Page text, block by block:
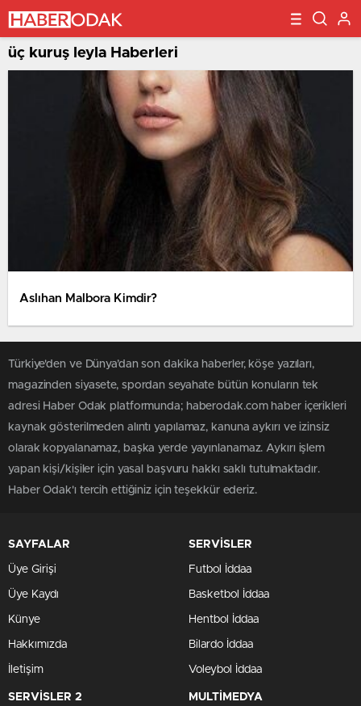
üç kuruş leyla Haberleri
Aslıhan Malbora Kimdir?
Türkiye'den ve Dünya’dan son dakika haberler, köşe yazıları,
magazinden siyasete, spordan seyahate bütün konuların tek
adresi Haber Odak platformunda; haberodak.com haber içerikleri
kaynak gösterilmeden alıntı yapılamaz, kanuna aykırı ve izinsiz
olarak kopyalanamaz, başka yerde yayınlanamaz. Aykırı işlem
yapan kişi/kişiler için yasal başvuru hakkı saklı tutulmaktadır.
Haber Odak'ı tercih ettiğiniz için teşekkür ederiz.
SAYFALAR
Üye Girişi
Üye Kaydı
Künye
Hakkımızda
İletişim
SERVİSLER
Futbol İddaa
Basketbol İddaa
Hentbol İddaa
Bilardo İddaa
Voleybol İddaa
SERVİSLER 2 MULTİMEDYA